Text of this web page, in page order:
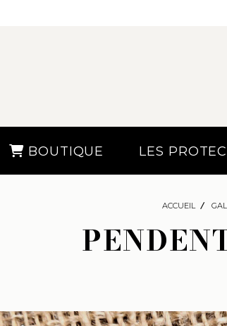
BOUTIQUE LES
ACCUEIL